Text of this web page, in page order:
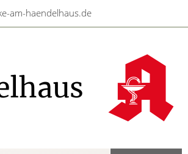
am-haendelhaus.de